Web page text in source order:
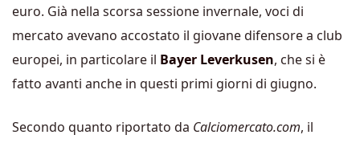
euro. Già nella scorsa sessione invernale, voci di
mercato avevano accostato il giovane difensore a club
europei, in particolare il Bayer Leverkusen, che si è
fatto avanti anche in questi primi giorni di giugno.
Secondo quanto riportato da Calciomercato.com, il